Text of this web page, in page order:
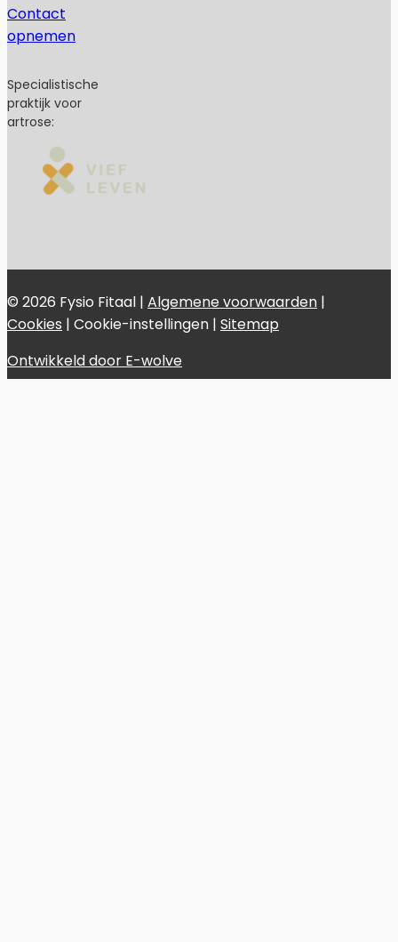
Contact
opnemen
Specialistische
praktijk voor
artrose:
© 2026 Fysio Fitaal | Algemene voorwaarden |
Cookies | Cookie-instellingen | Sitemap
Ontwikkeld door E-wolve